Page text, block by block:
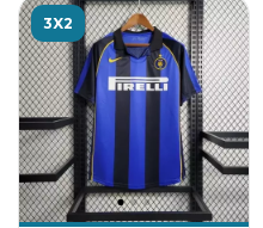
3X2